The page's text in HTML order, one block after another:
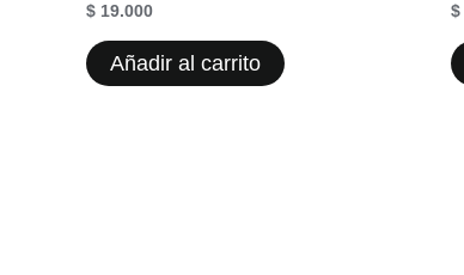
$ 19.000
Añadir al carrito
$